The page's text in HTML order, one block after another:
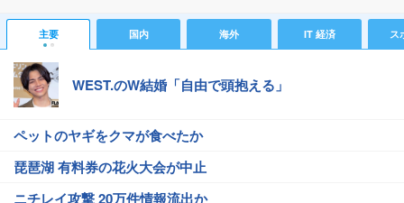
主要 国内 海外 IT 経済 ス
WEST.のW結婚「自由で頭抱える」
ペットのヤギをクマが食べたか
琵琶湖 有料券の花火大会が中止
ニチレイ攻撃 20万件情報流出か